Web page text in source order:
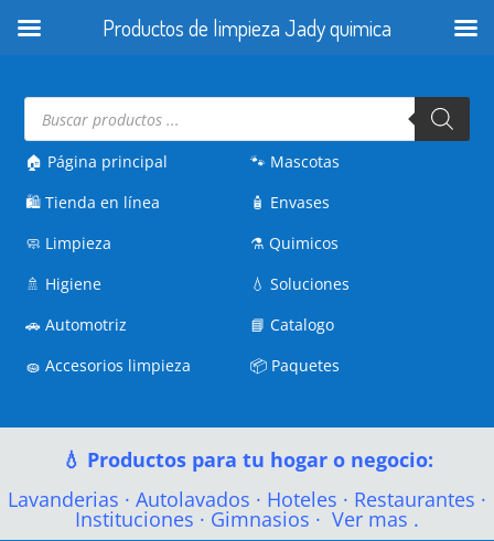
Búsqueda
productos
🏠 Página principal
🛍️Tienda en línea
🧼 Limpieza
🚿 Higiene
🚗Automotriz
🧽Accesorios limpieza
🐾 Mascotas
🧴 Envases
⚗️Quimicos
💧Soluciones
📘Catalogo
📦 Paquetes
💧 Productos para tu hogar o negocio:
Lavanderias · Autolavados · Hoteles · Restaurantes ·
Instituciones · Gimnasios · Ver mas .
Productos de limpieza Jady quimica